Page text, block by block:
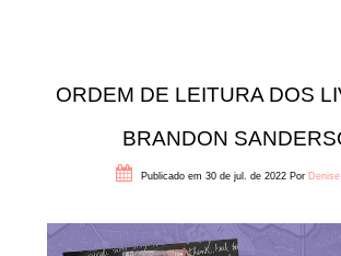
ORDEM DE LEITURA DOS
BRANDON
Publicado em 30 de jul. de 2022 Por